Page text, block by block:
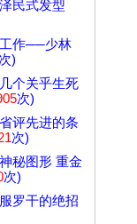
民式发型
作──少林
次)
个关乎生死
次)
评先进的条
次)
秘图形 重金
次)
罗干的绝招